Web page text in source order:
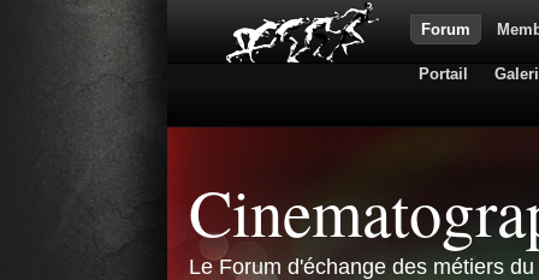
Forum
Portail
Le Forum d'échange des métiers